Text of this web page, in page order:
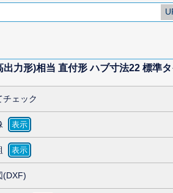
力形)相当 直付形 ハブ寸法22 標準
チェック
(DXF)